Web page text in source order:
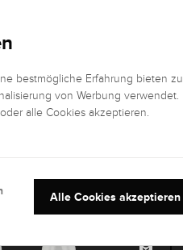
mit 2 Diamanten
KONFIGURIERBAR
bestmögliche Erfahrung bieten zu
von Werbung verwendet.
alle Cookies akzeptieren.
Alle Cookies akzeptieren